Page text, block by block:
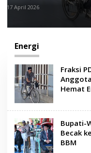
9 April 2026
Energi
Fraksi
Hemat
Bupati-
Becak
BBM